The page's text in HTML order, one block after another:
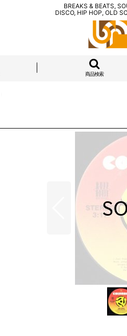
BREAKS & BEATS,
DISCO, HIP HOP, OLD
商品検索